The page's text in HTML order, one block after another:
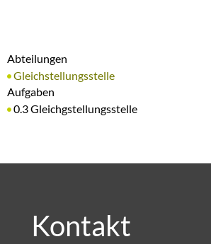
Abteilungen
Gleichstellungsstelle
Aufgaben
0.3 Gleichgstellungsstelle
Kontakt